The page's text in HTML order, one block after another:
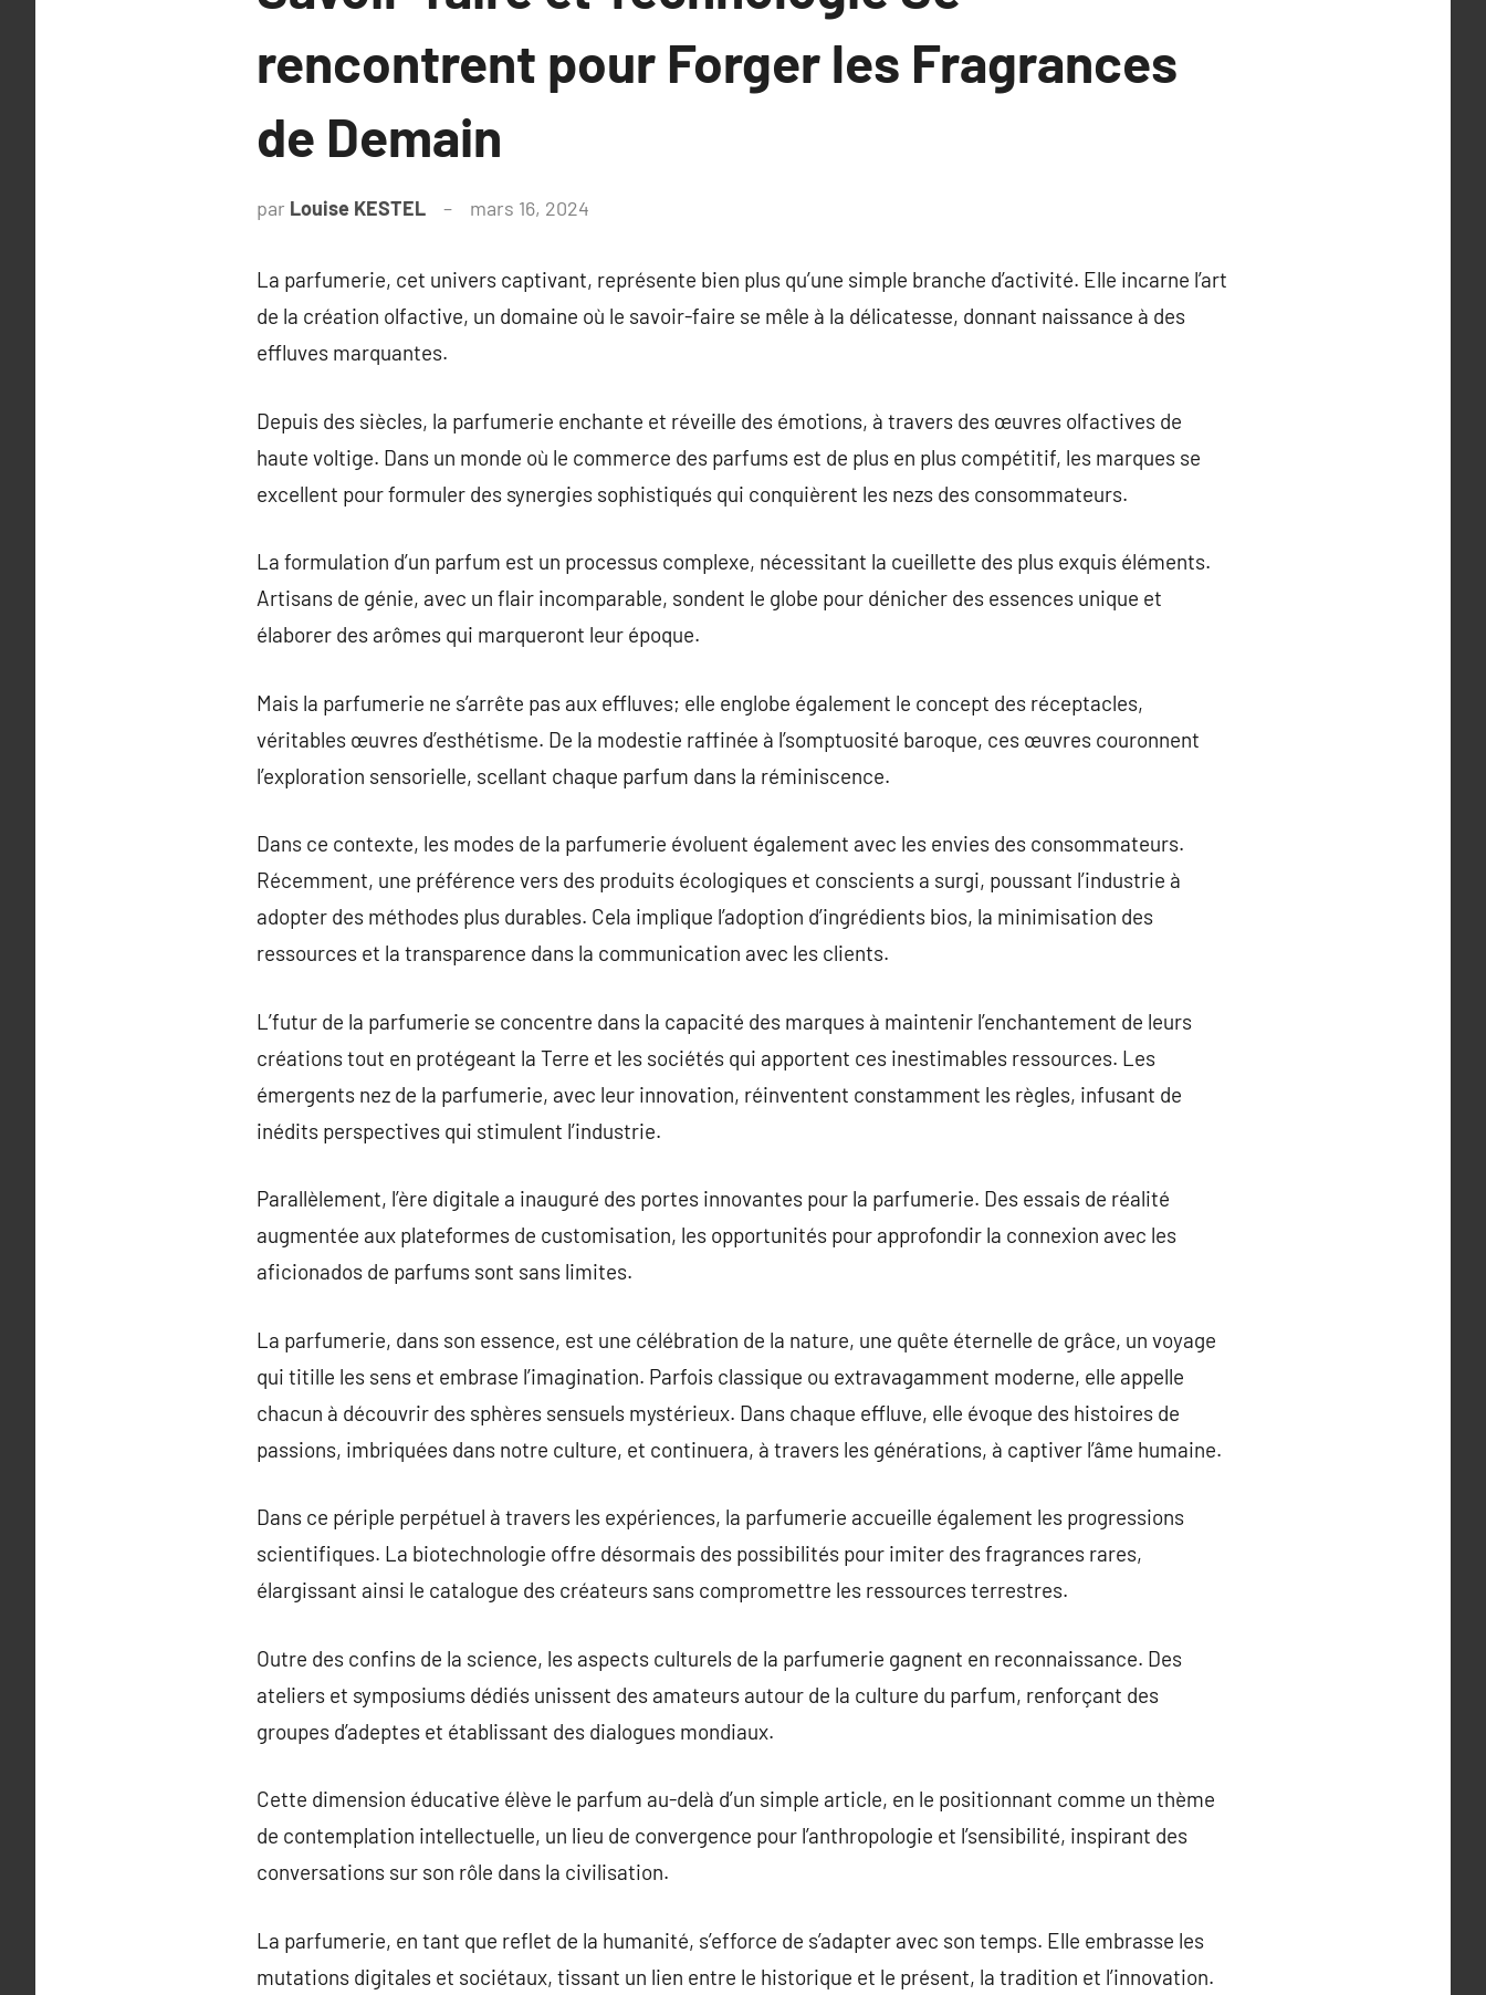
rencontrent pour Forger les Fragrances
de Demain
par Louise KESTEL mars 16, 2024
La parfumerie, cet univers captivant, représente bien plus qu’une simple branche d’activité. Elle incarne l’art
de la création olfactive, un domaine où le savoir-faire se mêle à la délicatesse, donnant naissance à des
effluves marquantes.
Depuis des siècles, la parfumerie enchante et réveille des émotions, à travers des œuvres olfactives de
haute voltige. Dans un monde où le commerce des parfums est de plus en plus compétitif, les marques se
excellent pour formuler des synergies sophistiqués qui conquièrent les nezs des consommateurs.
La formulation d’un parfum est un processus complexe, nécessitant la cueillette des plus exquis éléments.
Artisans de génie, avec un flair incomparable, sondent le globe pour dénicher des essences unique et
élaborer des arômes qui marqueront leur époque.
Mais la parfumerie ne s’arrête pas aux effluves; elle englobe également le concept des réceptacles,
véritables œuvres d’esthétisme. De la modestie raffinée à l’somptuosité baroque, ces œuvres couronnent
l’exploration sensorielle, scellant chaque parfum dans la réminiscence.
Dans ce contexte, les modes de la parfumerie évoluent également avec les envies des consommateurs.
Récemment, une préférence vers des produits écologiques et conscients a surgi, poussant l’industrie à
adopter des méthodes plus durables. Cela implique l’adoption d’ingrédients bios, la minimisation des
ressources et la transparence dans la communication avec les clients.
L’futur de la parfumerie se concentre dans la capacité des marques à maintenir l’enchantement de leurs
créations tout en protégeant la Terre et les sociétés qui apportent ces inestimables ressources. Les
émergents nez de la parfumerie, avec leur innovation, réinventent constamment les règles, infusant de
inédits perspectives qui stimulent l’industrie.
Parallèlement, l’ère digitale a inauguré des portes innovantes pour la parfumerie. Des essais de réalité
augmentée aux plateformes de customisation, les opportunités pour approfondir la connexion avec les
aficionados de parfums sont sans limites.
La parfumerie, dans son essence, est une célébration de la nature, une quête éternelle de grâce, un voyage
qui titille les sens et embrase l’imagination. Parfois classique ou extravagamment moderne, elle appelle
chacun à découvrir des sphères sensuels mystérieux. Dans chaque effluve, elle évoque des histoires de
passions, imbriquées dans notre culture, et continuera, à travers les générations, à captiver l’âme humaine.
Dans ce périple perpétuel à travers les expériences, la parfumerie accueille également les progressions
scientifiques. La biotechnologie offre désormais des possibilités pour imiter des fragrances rares,
élargissant ainsi le catalogue des créateurs sans compromettre les ressources terrestres.
Outre des confins de la science, les aspects culturels de la parfumerie gagnent en reconnaissance. Des
ateliers et symposiums dédiés unissent des amateurs autour de la culture du parfum, renforçant des
groupes d’adeptes et établissant des dialogues mondiaux.
Cette dimension éducative élève le parfum au-delà d’un simple article, en le positionnant comme un thème
de contemplation intellectuelle, un lieu de convergence pour l’anthropologie et l’sensibilité, inspirant des
conversations sur son rôle dans la civilisation.
La parfumerie, en tant que reflet de la humanité, s’efforce de s’adapter avec son temps. Elle embrasse les
mutations digitales et sociétaux, tissant un lien entre le historique et le présent, la tradition et l’innovation.